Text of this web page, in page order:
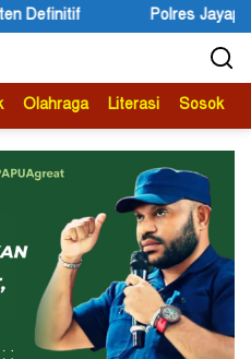
Lakukan Penyelidikan Pasca
Olahraga Literasi Sosok